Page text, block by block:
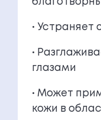
• Устраняет
•
глазами
• Может
кожи в